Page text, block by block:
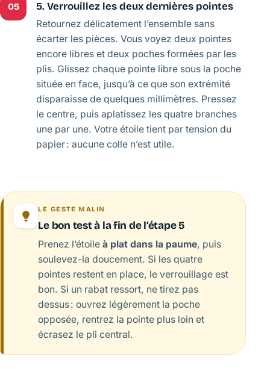
05 5. Verrouillez les deux dernières pointes
Retournez délicatement l’ensemble sans
écarter les pièces. Vous voyez deux pointes
encore libres et deux poches formées par les
plis. Glissez chaque pointe libre sous la poche
située en face, jusqu’à ce que son extrémité
disparaisse de quelques millimètres. Pressez
le centre, puis aplatissez les quatre branches
une par une. Votre étoile tient par tension du
papier : aucune colle n’est utile.
LE GESTE MALIN
Le bon test à la fin de l’étape 5
Prenez l’étoileà plat dans la paume, puis
soulevez-la doucement. Si les quatre
pointes restent en place, le verrouillage est
bon. Si un rabat ressort, ne tirez pas
dessus : ouvrez légèrement la poche
opposée, rentrez la pointe plus loin et
écrasez le pli central.